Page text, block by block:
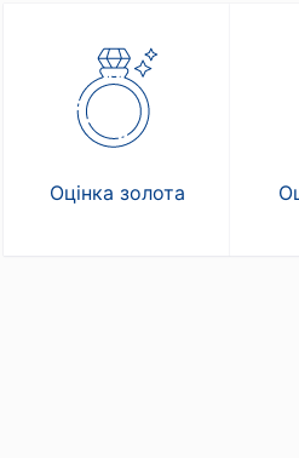
Оцінка золота